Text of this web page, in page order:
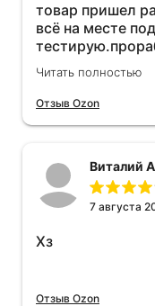
товар пришел
всё на месте
работать
жаль деньги на
Читать полностью
Отзыв Ozon
Виталий
7 августа
Хз
Отзыв Ozon